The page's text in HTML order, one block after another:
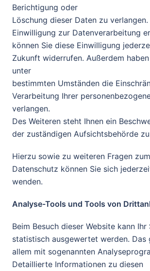
Berichtigung oder
Löschung dieser Daten zu verlangen.
Einwilligung zur Datenverarbeitung
können Sie diese Einwilligung
Zukunft widerrufen. Außerdem
unter
bestimmten Umständen die
Verarbeitung Ihrer
verlangen.
Des Weiteren steht Ihnen ein
der zuständigen Aufsichtsbehörde
Hierzu sowie zu weiteren Fragen
Datenschutz können Sie sich
wenden.
Analyse-Tools und Tools von
Beim Besuch dieser Website kann
statistisch ausgewertet werden. Das
allem mit sogenannten
Detaillierte Informationen zu diesen